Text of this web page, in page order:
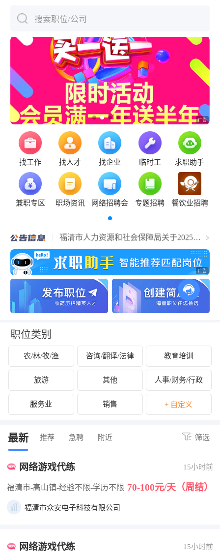
搜索职位/公司
找工作 找人才 找企业 临时工 求职助手
兼职专区 职场资讯 网络招聘会 专题招聘 餐饮业招聘
福清市事业单位公开招聘工作人员（含参
聘和控制数人员）的公告
福建省人力资源市场条例
关于拟认定2025年福清市第二批吸纳重点
群体就业认定的企业名单的公示
关于开展2024年度企业劳动保障守法诚信
等级评价工作的公告
关于公布2024年度福清市经营性人力资源
服务机构年度报告结果的通知
关于拟拨付2025年2月份福清市失业保险支
持参保职工提升职业技能补贴的公示
关于征集2025年“好年华 聚福州”大学生暑
期社会实践岗位的通知
关于2024年度福清市民办职业培训机构年
检年报情况的公示
关于拟拨付我市2025年3月职业培训 “见证
职位类别
农/林/牧/渔 咨询/翻译/法律 教育培训
旅游 其他 人事/财务/行政
服务业 销售 + 自定义
最新 推荐 急聘 附近 筛选
网络游戏代练 15小时前
福清市-高山镇-经验不限-学历不限 70-100元/天（周结）
福清市众安电子科技有限公司
网络游戏代练 15小时前